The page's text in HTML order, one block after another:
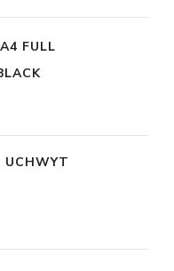
FULL
UCHWYT